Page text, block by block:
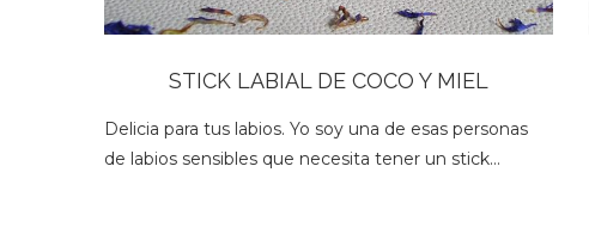
STICK LABIAL DE COCO Y MIEL
Delicia para tus labios. Yo soy una de esas personas
de labios sensibles que necesita tener un stick…